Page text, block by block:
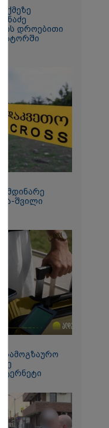
დროებითი
მდინარე
შვილი
სამოგზაურო